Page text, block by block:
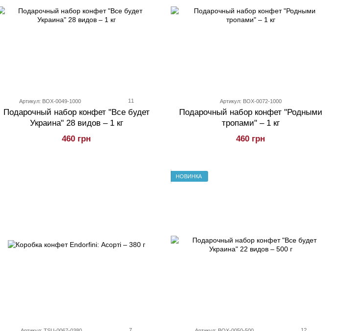
Артикул: BOX-0049-1000 11
Подарочный набор конфет "Все будет
Украина" 28 видов – 1 кг
460 грн
Артикул: BOX-0072-1000
Подарочный набор конфет "Родными
тропами" – 1 кг
460 грн
НОВИНКА